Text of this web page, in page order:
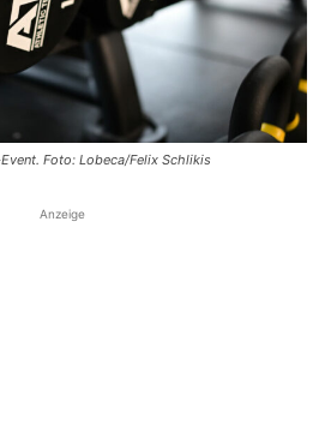
Foto: Lobeca/Felix Schlikis
Anzeige